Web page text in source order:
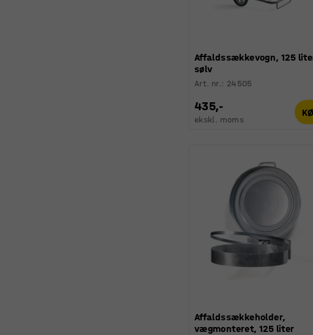
Affaldssækkevogn, 125
sølv
Art. nr.: 24505
435,-
ekskl. moms
Affaldssækkeholder,
vægmonteret, 125 liter